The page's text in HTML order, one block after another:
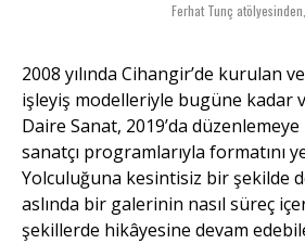
Ferhat Tunç
2008 yılında Cihangir’de kurulan
işleyiş modelleriyle bugüne kadar
Daire Sanat, 2019’da düzenlemeye
sanatçı programlarıyla formatını
Yolculuğuna kesintisiz bir şekilde
aslında bir galerinin nasıl süreç
şekillerde hikâyesine devam